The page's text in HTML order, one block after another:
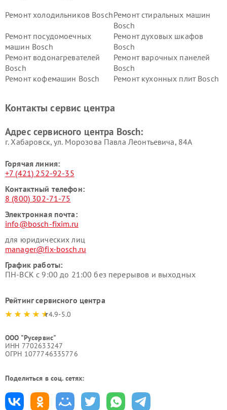
Ремонт холодильников BoschРемонт стиральных машин
Bosch
Ремонт посудомоечных
машин Bosch
Ремонт духовых шкафов
Bosch
Ремонт водонагревателей
Bosch
Ремонт варочных панелей
Bosch
Ремонт кофемашин Bosch
Ремонт кухонных плит Bosch
Ремонт сушильных автоматовРемонт морозильных камер
Контакты сервис центра
Адрес сервисного центра Bosch:
г. Хабаровск, ул. Морозова Павла Леонтьевича, 84А
Горячая линия:
+7 (421) 252-92-35
Контактный телефон:
8 (800) 302-71-75
Электронная почта:
info@bosch-fixim.ru
для юридических лиц
manager@fix-bosch.ru
График работы:
ПН-ВСК с 9:00 до 21:00 без перерывов и выходных
Рейтинг сервисного центра
4.9-5.0
ООО "Русервис"
ИНН 7702633247
ОГРН 1077746335776
Поделиться в соц. сетях: